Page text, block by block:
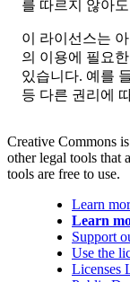
를 따르지 않아
이 라이선스는
의 이용에 필요
있습니다. 예를
등 다른 권리에
Creative Commons
other legal tools that
tools are free to use.
Learn
Learn
Support
Use the
Licenses